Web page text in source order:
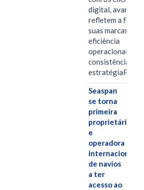
digital, avanços
refletem a força
suas marcas, a
eficiência
operacional e a
consistência de
Seaspan
se torna
primeira
proprietária
e
operadora
internacional
de navios
a ter
acesso ao